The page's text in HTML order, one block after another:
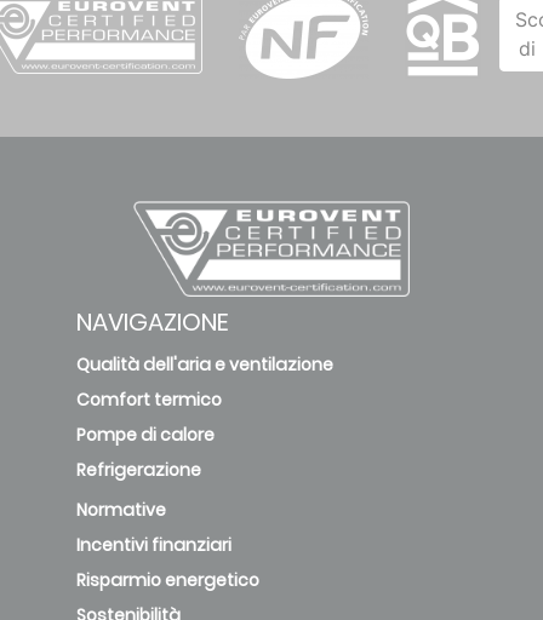
di
NAVIGAZIONE
Qualità dell'aria e ventilazione
Comfort termico
Pompe di calore
Refrigerazione
Normative
Incentivi finanziari
Risparmio energetico
Sostenibilità